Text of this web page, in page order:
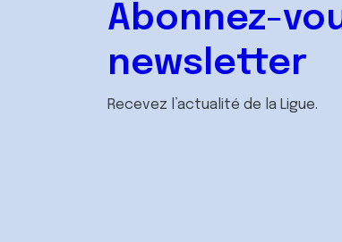
Abonnez-
newsletter
Recevez l’actualité de la Ligue.